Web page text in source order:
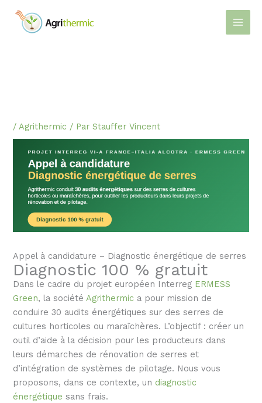
contenu
/Agrithermic / ParStauffer Vincent
Appel à candidature – Diagnostic énergétique de serres
Diagnostic 100 % gratuit
Dans le cadre du projet européen Interreg ERMESS
Green, la sociétéAgrithermic a pour mission de
conduire 30 audits énergétiques sur des serres de
cultures horticoles ou maraîchères. L’objectif : créer un
outil d’aide à la décision pour les producteurs dans
leurs démarches de rénovation de serres et
d’intégration de systèmes de pilotage. Nous vous
proposons, dans ce contexte, un diagnostic
énergétique sans frais.